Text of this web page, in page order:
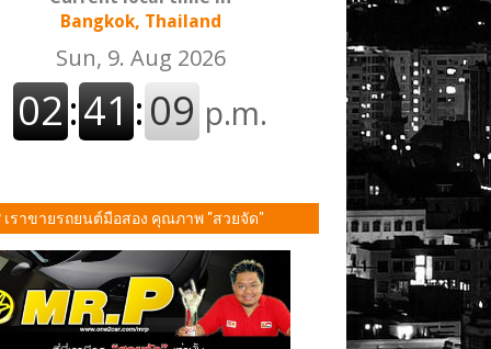
Bangkok, Thailand
เราขายรถยนต์มือสอง คุณภาพ "สวยจัด"